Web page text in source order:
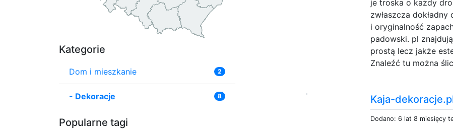
je troska o każdy
zwłaszcza
i oryginalność
padowski. pl
prostą lecz jakże
Znaleźć tu można
Kaja-
Dodano: 6 lat 8 miesięcy
Kategorie
Dom i mieszkanie 2
- Dekoracje 8
Popularne tagi